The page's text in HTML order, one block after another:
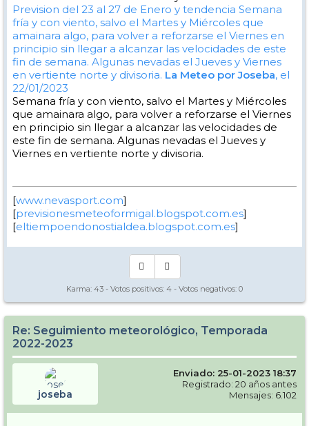
Prevision del 23 al 27 de Enero y tendencia Semana
fría y con viento, salvo el Martes y Miércoles que
amainara algo, para volver a reforzarse el Viernes en
principio sin llegar a alcanzar las velocidades de este
fin de semana. Algunas nevadas el Jueves y Viernes
en vertiente norte y divisoria. La Meteo por Joseba, el
22/01/2023
Semana fría y con viento, salvo el Martes y Miércoles
que amainara algo, para volver a reforzarse el Viernes
en principio sin llegar a alcanzar las velocidades de
este fin de semana. Algunas nevadas el Jueves y
Viernes en vertiente norte y divisoria.
[www.nevasport.com]
[previsionesmeteoformigal.blogspot.com.es]
[eltiempoendonostialdea.blogspot.com.es]
Karma: 43 - Votos positivos: 4 - Votos negativos: 0
Re: Seguimiento meteorológico, Temporada
2022-2023
joseba
Enviado: 25-01-2023 18:37
Registrado: 20 años antes
Mensajes: 6.102